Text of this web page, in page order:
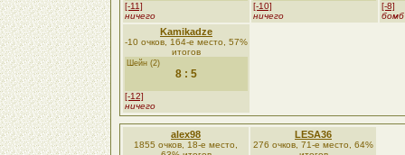
[-11]
ничего
[-10]
ничего
[-8]
бомб
Kamikadze
-10 очков, 164-е место, 57%
итогов
Шейн (2)
8 : 5
[-12]
ничего
alex98
1855 очков, 18-е место,
LESA36
276 очков, 71-е место, 64%